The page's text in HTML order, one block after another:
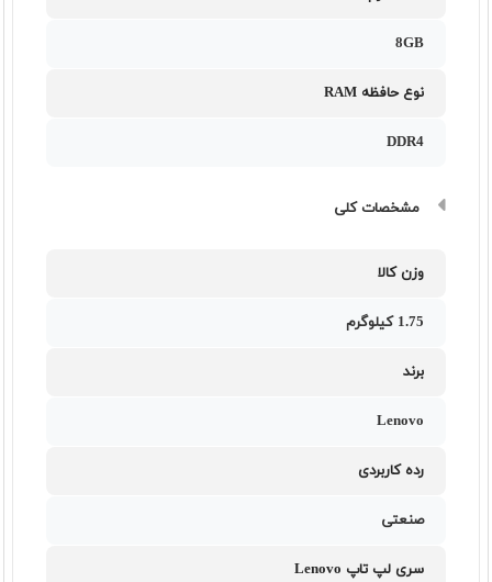
8GB
نوع حافظه RAM
DDR4
مشخصات کلی
وزن کالا
1.75 کیلوگرم
برند
Lenovo
رده کاربردی
صنعتی
سری لپ تاپ Lenovo